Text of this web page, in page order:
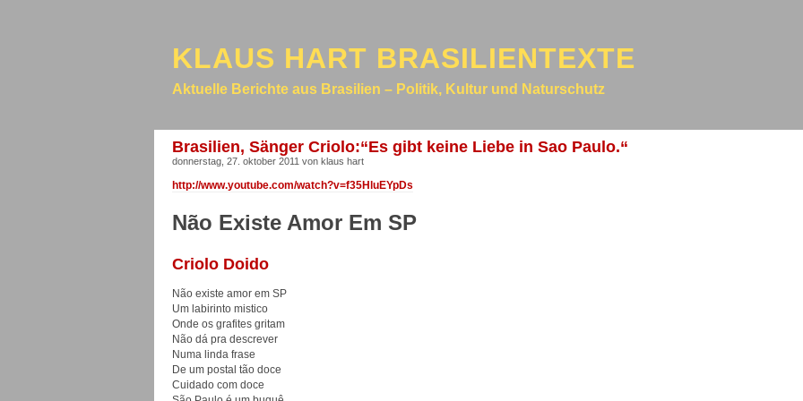
KLAUS HART BRASILIENTEXTE
Aktuelle Berichte aus Brasilien – Politik, Kultur und Naturschutz
Brasilien, Sänger Criolo:“Es gibt keine Liebe in Sao Paulo.“
donnerstag, 27. oktober 2011 von klaus hart
http://www.youtube.com/watch?v=f35HluEYpDs
Não Existe Amor Em SP
Criolo Doido
Não existe amor em SP
Um labirinto mistico
Onde os grafites gritam
Não dá pra descrever
Numa linda frase
De um postal tão doce
Cuidado com doce